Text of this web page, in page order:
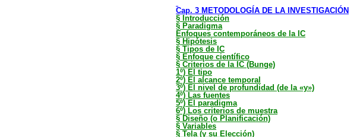
Cap. 3 METODOLOGÍA DE LA INVESTIGACIÓN
§ Introducción
§ Paradigma
Enfoques contemporáneos de la IC
§ Hipótesis
§ Tipos de IC
§ Enfoque científico
§ Criterios de la IC (Bunge)
1º) El tipo
2º) El alcance temporal
3º) El nivel de profundidad (de la «y»)
4º) Las fuentes
5º) El paradigma
6º) Los criterios de muestra
§ Diseño (o Planificación)
§ Variables
§ Tela (y su Elección)